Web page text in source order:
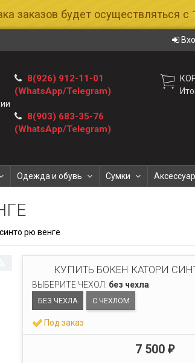
заказов будет осуществляться с
8(926) 912-11-01
(WhatsApp/Telegram)
8(903) 683-35-76
(WhatsApp/Telegram)
Одежда и обувь Сумки
рю венге
КУПИТЬ БОКЕН КАТОРИ
ВЫБЕРИТЕ ЧЕХОЛ: без чехла
БЕЗ ЧЕХЛА С ЧЕХЛОМ
Под заказ
7 500 ₽